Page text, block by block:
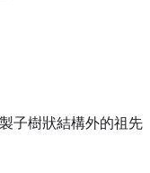
子樹狀結構外的祖先